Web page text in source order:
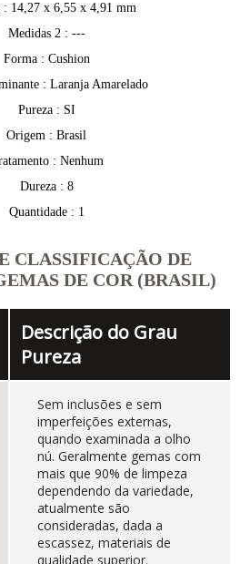
: 14,27 x 6,55 x 4,91 mm
Medidas 2 : ---
Forma : Cushion
: Laranja Amarelado
Pureza : SI
Origem : Brasil
: Nenhum
Dureza : 8
Quantidade : 1
CLASSIFICAÇÃO DE
DE COR (BRASIL)
Descrição do Grau
Pureza
Sem inclusões e sem
imperfeições externas,
quando examinada a olho
nú. Geralmente gemas com
mais que 90% de limpeza
dependendo da variedade,
atualmente são
consideradas, dada a
escassez, materiais de
qualidade superior.